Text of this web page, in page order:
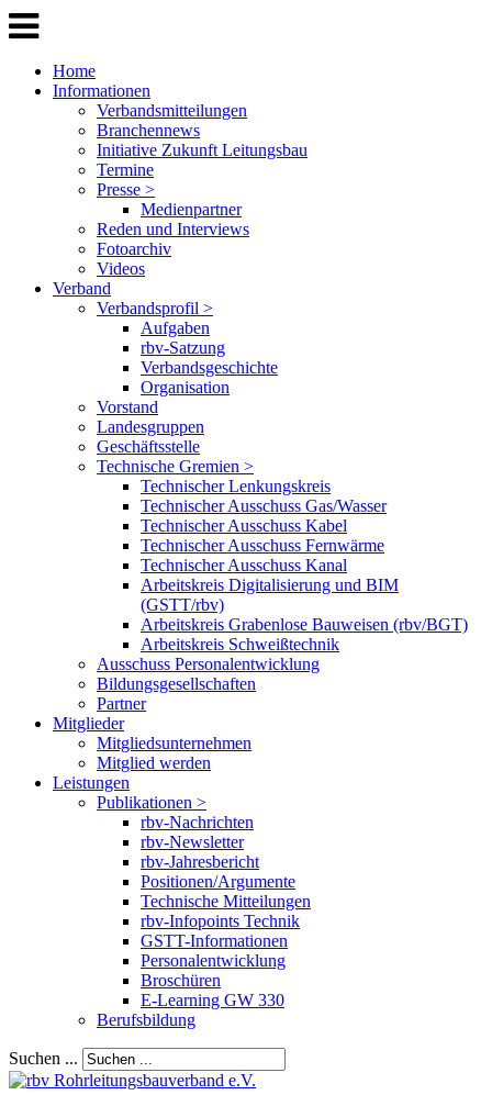
Home
Informationen
Verbandsmitteilungen
Branchennews
Initiative Zukunft Leitungsbau
Termine
Presse >
Medienpartner
Reden und Interviews
Fotoarchiv
Videos
Verband
Verbandsprofil >
Aufgaben
rbv-Satzung
Verbandsgeschichte
Organisation
Vorstand
Landesgruppen
Geschäftsstelle
Technische Gremien >
Technischer Lenkungskreis
Technischer Ausschuss Gas/Wasser
Technischer Ausschuss Kabel
Technischer Ausschuss Fernwärme
Technischer Ausschuss Kanal
Arbeitskreis Digitalisierung und BIM
(GSTT/rbv)
Arbeitskreis Grabenlose Bauweisen (rbv/BGT)
Arbeitskreis Schweißtechnik
Ausschuss Personalentwicklung
Bildungsgesellschaften
Partner
Mitglieder
Mitgliedsunternehmen
Mitglied werden
Leistungen
Publikationen >
rbv-Nachrichten
rbv-Newsletter
rbv-Jahresbericht
Positionen/Argumente
Technische Mitteilungen
rbv-Infopoints Technik
GSTT-Informationen
Personalentwicklung
Broschüren
E-Learning GW 330
Berufsbildung
Suchen ...